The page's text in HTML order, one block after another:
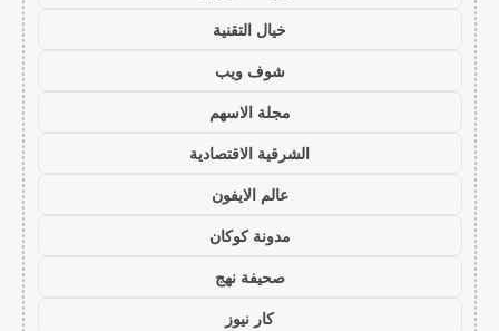
خيال التقنية
شوف ويب
مجلة الاسهم
الشرقية الاقتصادية
عالم الايفون
مدونة كوكان
صحيفة نهج
كار نيوز